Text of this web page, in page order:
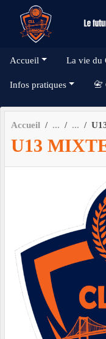
Accueil La vie du
Infos pratiques 📇
Accueil
U13
Panneau de gestion des